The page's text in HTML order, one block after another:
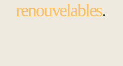
renouvelables.